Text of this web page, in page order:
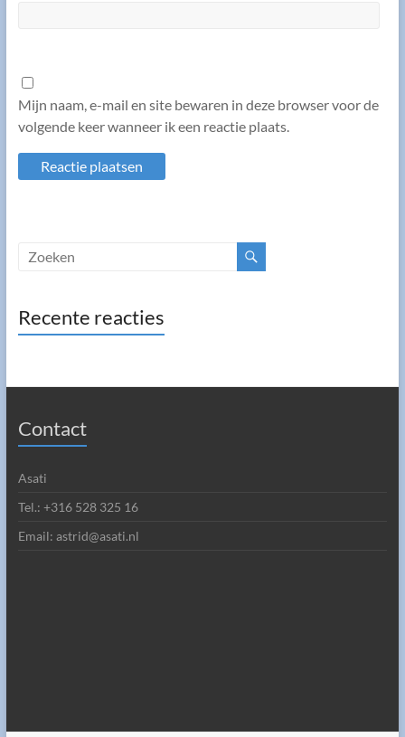
Mijn naam, e-mail en site bewaren in deze browser voor de
volgende keer wanneer ik een reactie plaats.
Recente reacties
Contact
Asati
Tel.: +316 528 325 16
Email: astrid@asati.nl